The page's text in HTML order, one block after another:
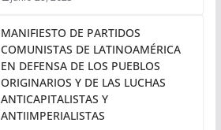
MANIFIESTO DE PARTIDOS
COMUNISTAS DE LATINOAMÉRICA
EN DEFENSA DE LOS PUEBLOS
ORIGINARIOS Y DE LAS LUCHAS
ANTICAPITALISTAS Y
ANTIIMPERIALISTAS